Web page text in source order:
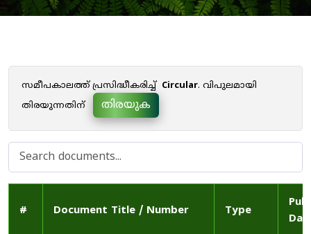
സമീപകാലത്ത് പ്രസിദ്ധീകരിച്ച് Circular. വിപുലമായി
തിരയുന്നതിന്
തിരയുക
# Document Title / Number Type